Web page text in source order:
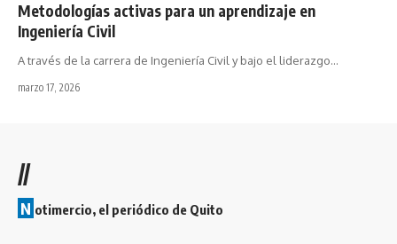
Metodologías activas para un aprendizaje en
Ingeniería Civil
A través de la carrera de Ingeniería Civil y bajo el liderazgo…
marzo 17, 2026
//
N otimercio, el periódico de Quito